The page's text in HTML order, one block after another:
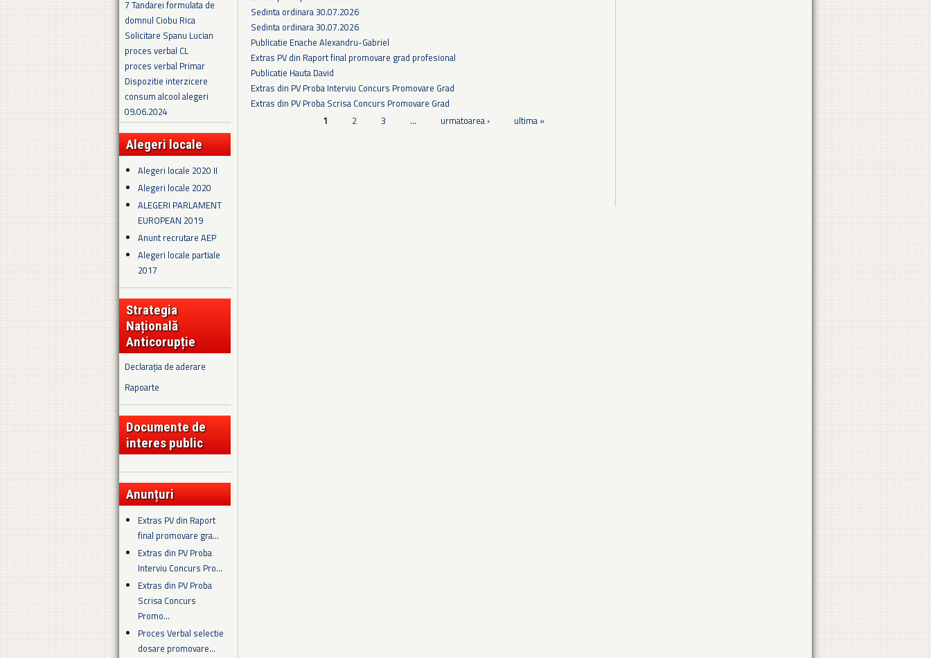
7 Tandarei formulata de
domnul Ciobu Rica
Solicitare Spanu Lucian
proces verbal CL
proces verbal Primar
Dispozitie interzicere
consum alcool alegeri
09.06.2024
Alegeri locale
Alegeri locale 2020 II
Alegeri locale 2020
ALEGERI PARLAMENT
EUROPEAN 2019
Anunt recrutare AEP
Alegeri locale partiale
2017
Strategia
Națională
Anticorupție
Declarația de aderare
Rapoarte
Documente de
interes public
Anunțuri
Extras PV din Raport
final promovare gra...
Extras din PV Proba
Interviu Concurs Pro...
Extras din PV Proba
Scrisa Concurs
Promo...
Proces Verbal selectie
dosare promovare...
Sedinta ordinara 30.07.2026
Sedinta ordinara 30.07.2026
Publicatie Enache Alexandru-Gabriel
Extras PV din Raport final promovare grad profesional
Publicatie Hauta David
Extras din PV Proba Interviu Concurs Promovare Grad
Extras din PV Proba Scrisa Concurs Promovare Grad
1 2 3 … urmatoarea › ultima »